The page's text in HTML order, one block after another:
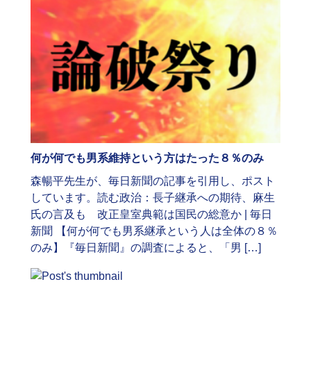
何が何でも男系維持という方はたった８％のみ
森暢平先生が、毎日新聞の記事を引用し、ポスト
しています。読む政治：長子継承への期待、麻生
氏の言及も 改正皇室典範は国民の総意か | 毎日
新聞 【何が何でも男系継承という人は全体の８％
のみ】『毎日新聞』の調査によると、「男 […]